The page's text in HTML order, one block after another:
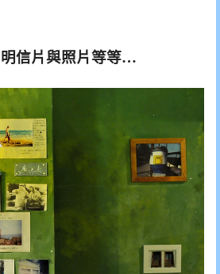
信片與照片等等…